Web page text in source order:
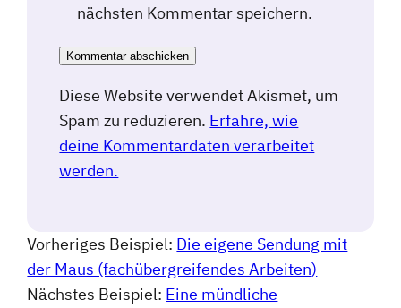
nächsten Kommentar speichern.
Diese Website verwendet Akismet, um
Spam zu reduzieren. Erfahre, wie
deine Kommentardaten verarbeitet
werden.
Vorheriges Beispiel: Die eigene Sendung mit
der Maus (fachübergreifendes Arbeiten)
Nächstes Beispiel: Eine mündliche